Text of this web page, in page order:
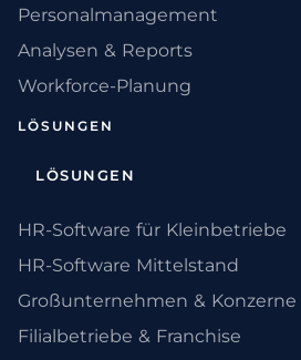
Personalmanagement
Analysen & Reports
Workforce-Planung
LÖSUNGEN
LÖSUNGEN
HR-Software für Kleinbetriebe
HR-Software Mittelstand
Großunternehmen & Konzerne
Filialbetriebe & Franchise